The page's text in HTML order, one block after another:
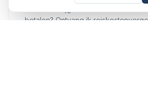
betalen? Ontvang ik